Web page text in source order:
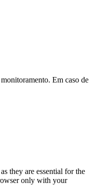
Em caso de
they are essential for the
only with your